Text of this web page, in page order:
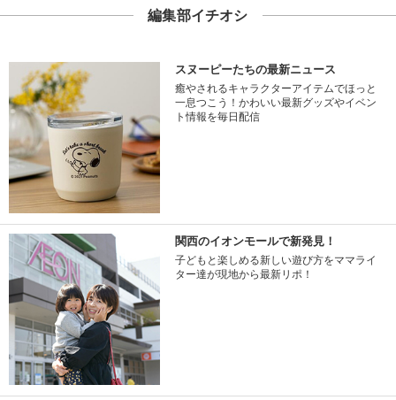
編集部イチオシ
スヌーピーたちの最新ニュース
癒やされるキャラクターアイテムでほっと
一息つこう！かわいい最新グッズやイベン
ト情報を毎日配信
関西のイオンモールで新発見！
子どもと楽しめる新しい遊び方をママライ
ター達が現地から最新リポ！